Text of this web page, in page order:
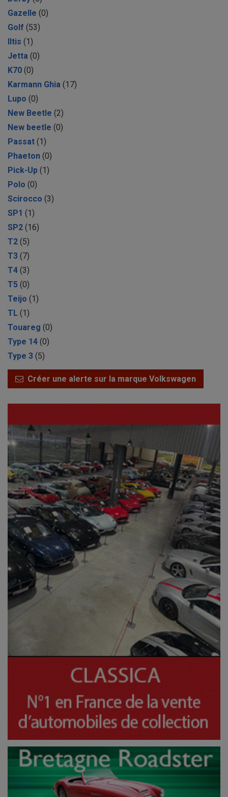
Gazelle (0)
Golf (53)
Iltis (1)
Jetta (0)
K70 (0)
Karmann Ghia (17)
Lupo (0)
New Beetle (2)
New beetle (0)
Passat (1)
Phaeton (0)
Pick-Up (1)
Polo (0)
Scirocco (3)
SP1 (1)
SP2 (16)
T2 (5)
T3 (7)
T4 (3)
T5 (0)
Teijo (1)
TL (1)
Touareg (0)
Type 14 (0)
Type 3 (5)
Créer une alerte sur la marque Volkswagen